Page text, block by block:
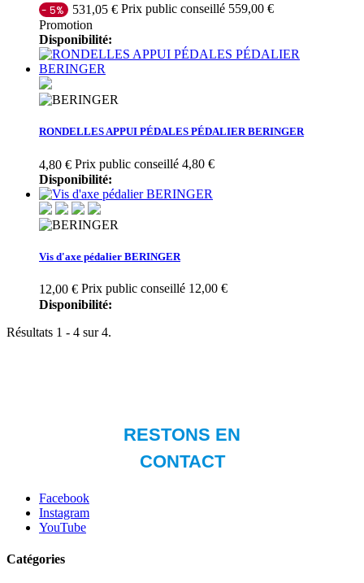
- 5% 531,05 € Prix public conseillé 559,00 €
Promotion
Disponibilité:
RONDELLES APPUI PÉDALES PÉDALIER BERINGER
4,80 € Prix public conseillé 4,80 €
Disponibilité:
Vis d'axe pédalier BERINGER
12,00 € Prix public conseillé 12,00 €
Disponibilité:
Résultats 1 - 4 sur 4.
Facebook
Instagram
YouTube
Catégories